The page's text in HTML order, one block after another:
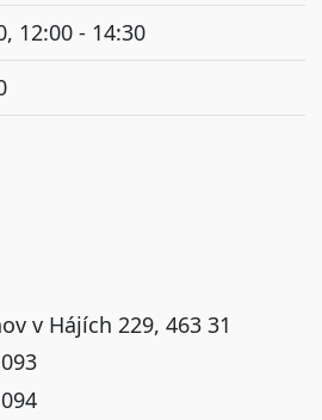
12:00 - 14:30
v Hájích 229, 463 31